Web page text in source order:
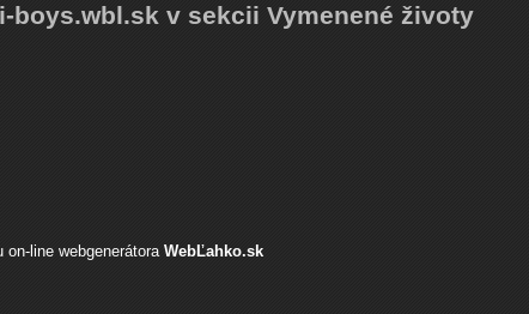
boys.wbl.sk v sekcii Vymenené životy
line webgenerátora WebĽahko.sk